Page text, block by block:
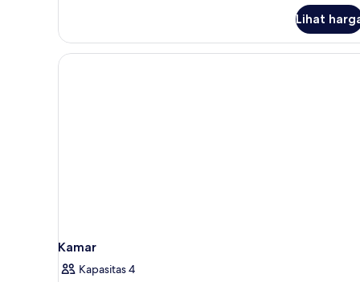
Kamar
Standar,
2
Lihat
Kamar
Kapasitas 4